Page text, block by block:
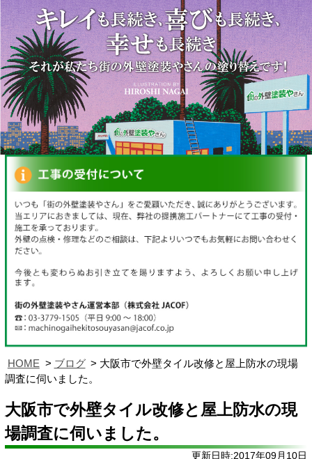
HOME ブログ
大阪市で外壁タイル改修と屋上防水の現場
調査に伺いました。
大阪市で外壁タイル改修と屋上防水の現
場調査に伺いました。
更新日時:2017年09月10日